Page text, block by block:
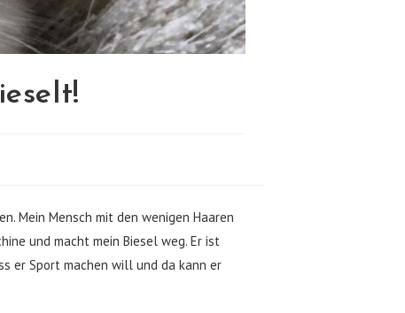
Mein Mensch mit den wenigen Haaren
und macht mein Biesel weg. Er ist
er Sport machen will und da kann er